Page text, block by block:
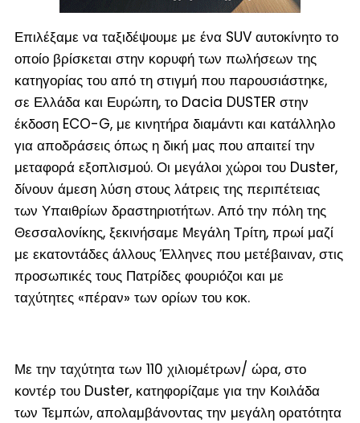
Επιλέξαμε να ταξιδέψουμε με ένα SUV αυτοκίνητο το
οποίο βρίσκεται στην κορυφή των πωλήσεων της
κατηγορίας του από τη στιγμή που παρουσιάστηκε,
σε Ελλάδα και Ευρώπη, το Dacia DUSTER στην
έκδοση ECO-G, με κινητήρα διαμάντι και κατάλληλο
για αποδράσεις όπως η δική μας που απαιτεί την
μεταφορά εξοπλισμού. Οι μεγάλοι χώροι του Duster,
δίνουν άμεση λύση στους λάτρεις της περιπέτειας
των Υπαιθρίων δραστηριοτήτων. Από την πόλη της
Θεσσαλονίκης, ξεκινήσαμε Μεγάλη Τρίτη, πρωί μαζί
με εκατοντάδες άλλους Έλληνες που μετέβαιναν, στις
προσωπικές τους Πατρίδες φουριόζοι και με
ταχύτητες «πέραν» των ορίων του κοκ.
Με την ταχύτητα των 110 χιλιομέτρων/ ώρα, στο
κοντέρ του Duster, κατηφορίζαμε για την Κοιλάδα
των Τεμπών, απολαμβάνοντας την μεγάλη ορατότητα